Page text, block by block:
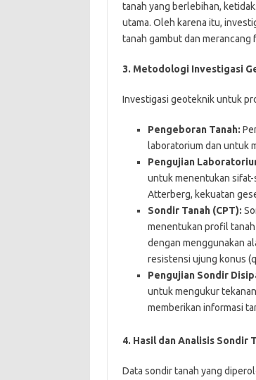
tanah yang berlebihan,
utama. Oleh karena itu,
tanah gambut dan merancang
3. Metodologi Investigasi
Investigasi geoteknik untuk
Pengeboran Tanah:
laboratorium dan untuk
Pengujian
untuk menentukan sifat-
Atterberg, kekuatan
Sondir Tanah (CPT):
menentukan profil
dengan menggunakan
resistensi ujung konus
Pengujian Sondir
untuk mengukur
memberikan informasi
4. Hasil dan Analisis Sondir
Data sondir tanah yang